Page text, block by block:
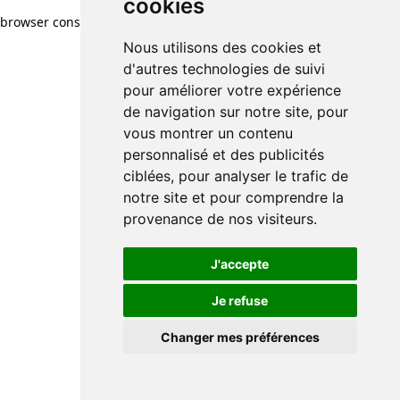
cookies
Nous utilisons des cookies et
d'autres technologies de suivi
pour améliorer votre expérience
de navigation sur notre site, pour
vous montrer un contenu
personnalisé et des publicités
ciblées, pour analyser le trafic de
notre site et pour comprendre la
provenance de nos visiteurs.
J'accepte
Je refuse
Changer mes préférences
cookies
Nous utilisons des cookies et
d'autres technologies de suivi
pour améliorer votre expérience
de navigation sur notre site, pour
vous montrer un contenu
personnalisé et des publicités
ciblées, pour analyser le trafic de
notre site et pour comprendre la
provenance de nos visiteurs.
J'accepte
Je refuse
Changer mes préférences
browser console for more information)